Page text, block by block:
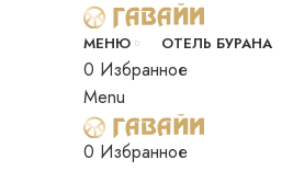
МЕНЮ ОТЕЛЬ БУРАНА
0 Избранное
Menu
0 Избранное
Click to enlarge